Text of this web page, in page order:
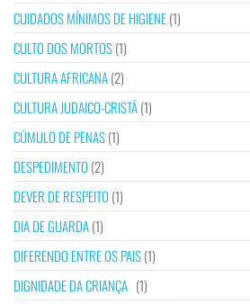
CUIDADOS MÍNIMOS DE HIGIENE(1)
CULTO DOS MORTOS(1)
CULTURA AFRICANA(2)
CULTURA JUDAICO-CRISTÃ(1)
CÚMULO DE PENAS(1)
DESPEDIMENTO (2)
DEVER DE RESPEITO (1)
DIA DE GUARDA(1)
DIFERENDO ENTRE OS PAIS(1)
DIGNIDADE DA CRIANÇA (1)